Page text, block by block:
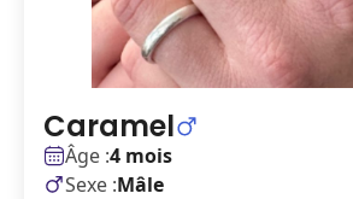
Caramel
Âge :4 mois
Sexe :Mâle